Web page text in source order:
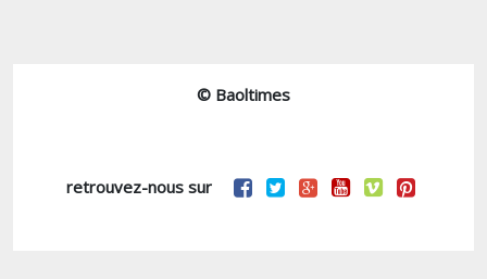
© Baoltimes
retrouvez-nous sur